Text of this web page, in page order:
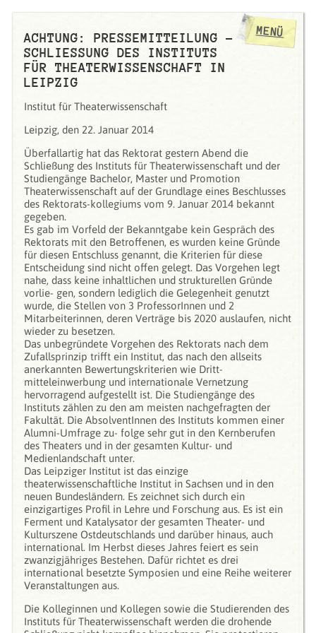
ACHTUNG: PRESSEMITTEILUNG -
SCHLIESSUNG DES INSTITUTS F
ÜR THEATERWISSENSCHAFT IN L
EIPZIG
Institut für Theaterwissenschaft
Leipzig, den 22. Januar 2014
Überfallartig hat das Rektorat gestern Abend die
Schließung des Instituts für Theaterwissenschaft und der
Studiengänge Bachelor, Master und Promotion
Theaterwissenschaft auf der Grundlage eines Beschlusses
des Rektorats-kollegiums vom 9. Januar 2014 bekannt
gegeben.
Es gab im Vorfeld der Bekanntgabe kein Gespräch des
Rektorats mit den Betroffenen, es wurden keine Gründe
für diesen Entschluss genannt, die Kriterien für diese
Entscheidung sind nicht offen gelegt. Das Vorgehen legt
nahe, dass keine inhaltlichen und strukturellen Gründe
vorlie- gen, sondern lediglich die Gelegenheit genutzt
wurde, die Stellen von 3 ProfessorInnen und 2
Mitarbeiterinnen, deren Verträge bis 2020 auslaufen, nicht
wieder zu besetzen.
Das unbegründete Vorgehen des Rektorats nach dem
Zufallsprinzip trifft ein Institut, das nach den allseits
anerkannten Bewertungskriterien wie Dritt-
mitteleinwerbung und internationale Vernetzung
hervorragend aufgestellt ist. Die Studiengänge des
Instituts zählen zu den am meisten nachgefragten der
Fakultät. Die AbsolventInnen des Instituts kommen einer
Alumni-Umfrage zu- folge sehr gut in den Kernberufen
des Theaters und in der gesamten Kultur- und
Medienlandschaft unter.
Das Leipziger Institut ist das einzige
theaterwissenschaftliche Institut in Sachsen und in den
neuen Bundesländern. Es zeichnet sich durch ein
einzigartiges Profil in Lehre und Forschung aus. Es ist ein
Ferment und Katalysator der gesamten Theater- und
Kulturszene Ostdeutschlands und darüber hinaus, auch
international. Im Herbst dieses Jahres feiert es sein
zwanzigjähriges Bestehen. Dafür richtet es drei
international besetzte Symposien und eine Reihe weiterer
Veranstaltungen aus.
Die Kolleginnen und Kollegen sowie die Studierenden des
Instituts für Theaterwissenschaft werden die drohende
MENÜ